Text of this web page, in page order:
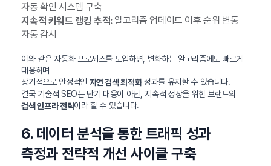
자동 확인 시스템 구축
지속적 키워드 랭킹 추적:알고리즘 업데이트 이후 순위 변동
자동 감시
이와 같은 자동화 프로세스를 도입하면, 변화하는 알고리즘에도 빠르게
대응하며
장기적으로 안정적인 자연 검색 최적화성과를 유지할 수 있습니다.
결국 기술적 SEO는 단기 대응이 아닌, 지속적 성장을 위한 브랜드의
검색 인프라 전략이라 할 수 있습니다.
6. 데이터 분석을 통한 트래픽 성과
측정과 전략적 개선 사이클 구축